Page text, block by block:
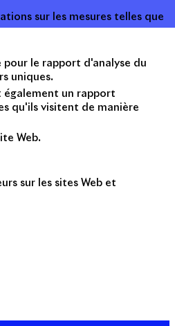
sur les mesures telles que
pour le rapport d'analyse du
uniques.
également un rapport
qu'ils visitent de manière
Web.
sur les sites Web et